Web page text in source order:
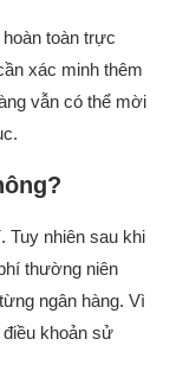
toàn trực
xác minh thêm
vẫn có thể mời
Tuy nhiên sau khi
thường niên
ngân hàng. Vì
khoản sử